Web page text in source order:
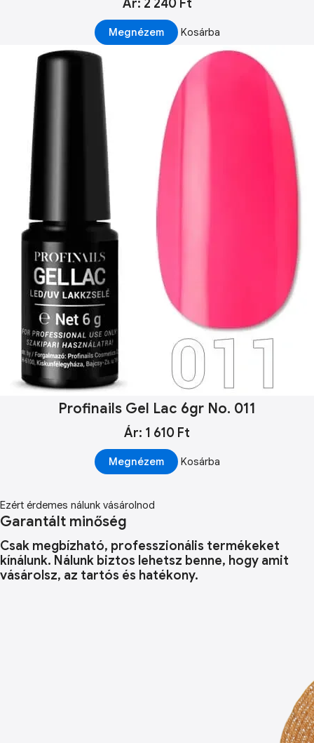
Ár: 2 240 Ft
Megnézem Kosárba
Profinails Gel Lac 6gr No. 011
Ár: 1 610 Ft
Megnézem Kosárba
Ezért érdemes nálunk vásárolnod
Garantált minőség
Csak megbízható, professzionális termékeket
kínálunk. Nálunk biztos lehetsz benne, hogy amit
vásárolsz, az tartós és hatékony.